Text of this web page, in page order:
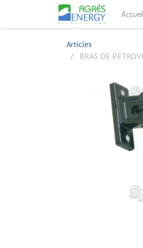
Accueil
Articles
BRAS DE